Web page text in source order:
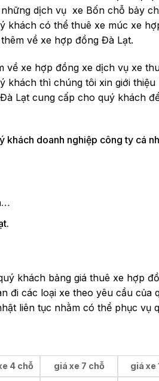
dịch vụ xe Bốn chỗ bảy
khách có thể thuê xe múc xe
về xe hợp đồng Đà Lạt.
về xe hợp đồng xe dịch vụ xe
thì chúng tôi xin giới
Lạt cung cấp cho quý khách
khách doanh nghiệp công ty cá
khách bảng giá thuê xe hợp
đi các loại xe theo yêu cầu của
liên tục nhằm có thể phục vụ
4 chỗ giá xe 7 chỗ giá xe